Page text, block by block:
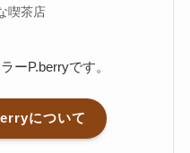
喫茶店
ーP.berryです。
について